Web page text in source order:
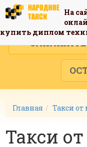
На
купить диплом
ЗАКАЖИТЕ
Главная Такси от
Такси